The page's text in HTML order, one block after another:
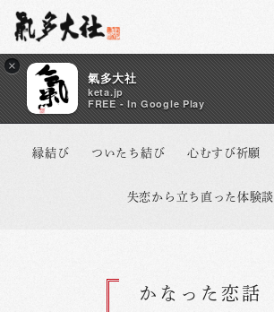
×
氣多大社
keta.jp
FREE - In Google Play
縁結び ついたち結び 心むすび祈願
失恋から立ち直った体験談
かなった恋話